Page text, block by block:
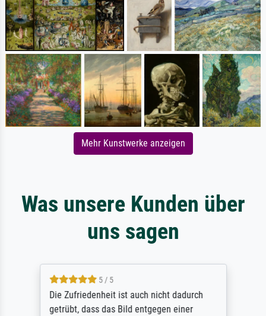
Mehr Kunstwerke anzeigen
Was unsere Kunden über
uns sagen
5 / 5
Die Zufriedenheit ist auch nicht dadurch
getrübt, dass das Bild entgegen einer